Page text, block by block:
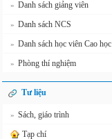
» Danh sách giảng viên
» Danh sách NCS
» Danh sách học viên Cao học
» Phòng thí nghiệm
Tư liệu
» Sách, giáo trình
Tạp chí